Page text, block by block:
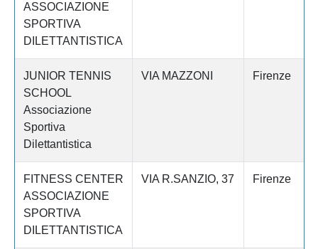
ASSOCIAZIONE
SPORTIVA
DILETTANTISTICA
JUNIOR TENNIS
SCHOOL
Associazione
Sportiva
Dilettantistica
VIA MAZZONI Firenze
FITNESS CENTER
ASSOCIAZIONE
SPORTIVA
DILETTANTISTICA
VIA R.SANZIO, 37 Firenze